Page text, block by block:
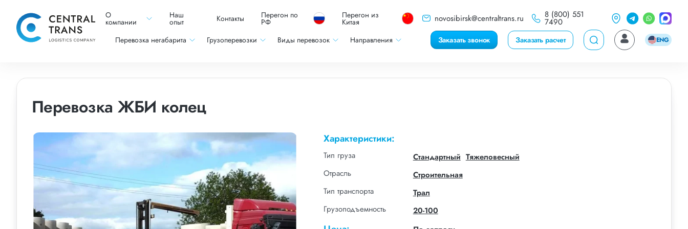
О
компании
Наш
опыт Контакты Перегон по
РФ
Перегон из
Китая novosibirsk@centraltrans.ru 8 (800) 551
7490
Перевозка негабарита Грузоперевозки Виды перевозок Направления Заказать звонок Заказать расчет ENG
Перевозка ЖБИ колец
Характеристики:
Тип груза Стандартный Тяжеловесный
Отрасль
Строительная
Тип транспорта
Трал
Грузоподъемность
20-100